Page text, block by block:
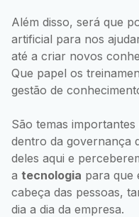
Além disso, será que
artificial para nos
até a criar novos
Que papel os
gestão de
São temas
dentro da governança
deles aqui e
a tecnologia para que
cabeça das pessoas,
dia a dia da empresa.